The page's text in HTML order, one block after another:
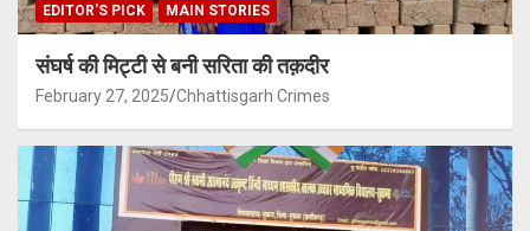
EDITOR'S PICK MAIN STORIES
संघर्ष की मिट्टी से बनी सरिता की तक़दीर
February 27, 2025 Chhattisgarh Crimes